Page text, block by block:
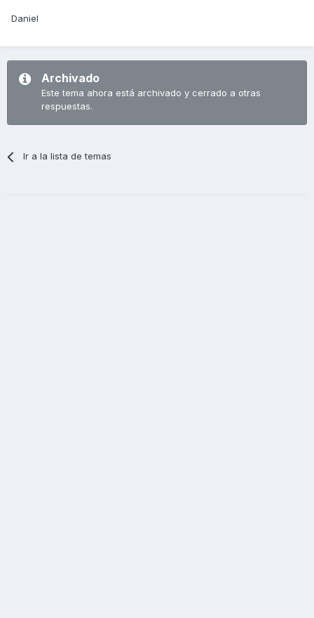
Daniel
Archivado
Este tema ahora está archivado y cerrado a otras
respuestas.
Ir a la lista de temas